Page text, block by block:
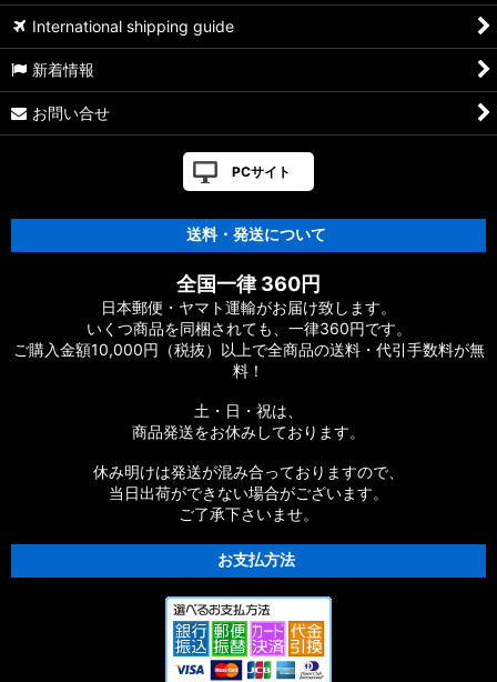
ーツ
17ヴァンキッシュFW用
FW［VANQUISH］対応 カスタムパーツ
【シマノ】12-13ヴァンキッシュ&リミテッド［VANQUISH］
対応 カスタムパーツ
【シマノ】19ストラディック［STRADIC］対応 カスタムパー
ツ
【シマノ】20ストラディックSW［STRADIC SW］対応 カスタ
【シマノ】18ストラディックSW［STRADIC SW］対応 カスタ
【シマノ】15-16ストラディック［STRADIC］対応 カスタムパ
【シマノ】17サステイン［SUSTAIN］対応 カスタムパーツ
International shipping guide
新着情報
お問い合せ
PCサイト
送料・発送について
全国一律 360円
日本郵便・ヤマト運輸がお届け致します。
いくつ商品を同梱されても、一律360円です。
ご購入金額10,000円（税抜）以上で全商品の送料・代引手数料が無
料！
土・日・祝は、
商品発送をお休みしております。
休み明けは発送が混み合っておりますので、
当日出荷ができない場合がございます。
ご了承下さいませ。
お支払方法